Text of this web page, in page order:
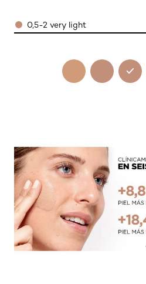
Color0,5-2 very light